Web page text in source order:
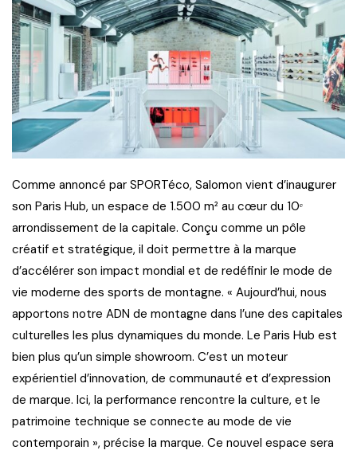
Comme annoncé par SPORTéco, Salomon vient d’inaugurer
son Paris Hub, un espace de 1.500 m² au cœur du 10ᵉ
arrondissement de la capitale. Conçu comme un pôle
créatif et stratégique, il doit permettre à la marque
d’accélérer son impact mondial et de redéfinir le mode de
vie moderne des sports de montagne. « Aujourd’hui, nous
apportons notre ADN de montagne dans l’une des capitales
culturelles les plus dynamiques du monde. Le Paris Hub est
bien plus qu’un simple showroom. C’est un moteur
expérientiel d’innovation, de communauté et d’expression
de marque. Ici, la performance rencontre la culture, et le
patrimoine technique se connecte au mode de vie
contemporain », précise la marque. Ce nouvel espace sera